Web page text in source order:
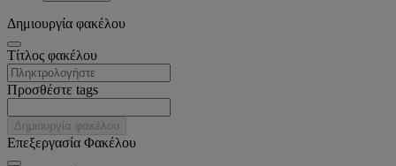
Δημιουργία φακέλου
Tίτλος φακέλου
Προσθέστε tags
Δημιουργία φακέλου
Επεξεργασία Φακέλου